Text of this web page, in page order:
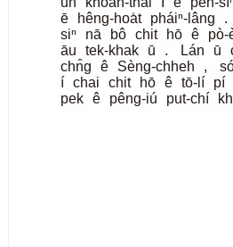
ē
hêng-hoa̍t pháiⁿ-lâng .
siⁿ
nā bô chit hō ê pò-
āu
tek-khak ū . Lán ū
chn̂g
ê Sèng-chheh ,
í chai chit hō ê tō-lí pí
pek ê pêng-iú put-chí